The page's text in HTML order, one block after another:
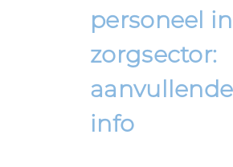
personeel
zorgsector:
aanvullende
info